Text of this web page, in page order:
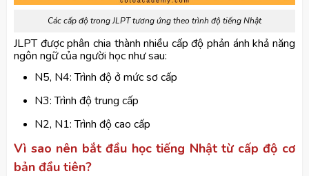
Các cấp độ trong JLPT tương ứng theo trình độ tiếng Nhật
JLPT được phân chia thành nhiều cấp độ phản ánh khả năng
ngôn ngữ của người học như sau:
N5, N4: Trình độ ở mức sơ cấp
N3: Trình độ trung cấp
N2, N1: Trình độ cao cấp
Vì sao nên bắt đầu học tiếng Nhật từ cấp độ cơ
bản đầu tiên?